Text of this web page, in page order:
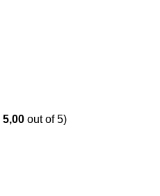
5,00 out of 5)